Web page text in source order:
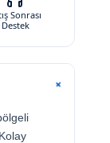
Sonrası
Destek
+